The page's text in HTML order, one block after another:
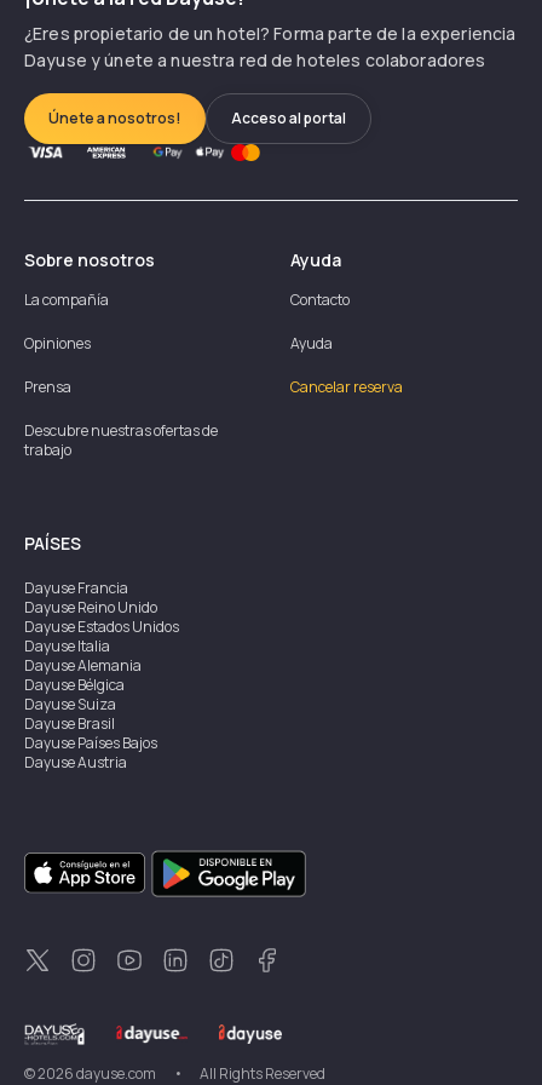
¿Eres propietario de un hotel? Forma parte de la experiencia
Dayuse y únete a nuestra red de hoteles colaboradores
Únete a nosotros! Acceso al portal
Sobre nosotros
La compañía
Opiniones
Prensa
Descubre nuestras ofertas de
trabajo
Ayuda
Contacto
Ayuda
Cancelar reserva
PAÍSES
DayuseFrancia
DayuseReino Unido
DayuseEstados Unidos
DayuseItalia
DayuseAlemania
DayuseBélgica
DayuseSuiza
DayuseBrasil
DayusePaíses Bajos
DayuseAustria
DayuseSingapur
DayuseSuecia
DayuseTailandia
DayuseNueva Zelanda
DayuseTurquía
©2026dayuse.com •
All Rights Reserved